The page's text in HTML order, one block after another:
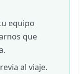
equipo
que
al viaje.